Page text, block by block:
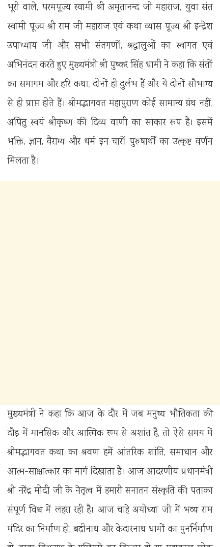
भूरी वाले, परमपूज्य स्वामी श्री अमृतानन्द जी महाराज, युवा संत
स्वामी पूज्य श्री राम जी महाराज एवं कथा व्यास पूज्य श्री इन्द्रेश
उपाध्याय जी और सभी संतगणों, श्रद्धालुओं का स्वागत एवं
अभिनंदन करते हुए मुख्यमंत्री श्री पुष्कर सिंह धामी ने कहा कि संतों
का समागम और हरि कथा, दोनों ही दुर्लभ हैं और ये दोनों सौभाग्य
से ही प्राप्त होते हैं। श्रीमद्भागवत महापुराण कोई सामान्य ग्रंथ नहीं,
अपितु स्वयं श्रीकृष्ण की दिव्य वाणी का साकार रूप है। इसमें
भक्ति, ज्ञान, वैराग्य और धर्म इन चारों पुरुषार्थों का उत्कृष्ट वर्णन
मिलता है।
मुख्यमंत्री ने कहा कि आज के दौर में जब मनुष्य भौतिकता की
दौड़ में मानसिक और आत्मिक रूप से अशांत है, तो ऐसे समय में
श्रीमद्भागवत कथा का श्रवण हमें आंतरिक शांति, समाधान और
आत्म-साक्षात्कार का मार्ग दिखाता है। आज आदरणीय प्रधानमंत्री
श्री नरेंद्र मोदी जी के नेतृत्व में हमारी सनातन संस्कृति की पताका
संपूर्ण विश्व में लहरा रही है। आज चाहे अयोध्या जी में भव्य राम
मंदिर का निर्माण हो, बद्रीनाथ और केदारनाथ धामों का पुनर्निर्माण